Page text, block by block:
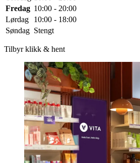
Fredag 10:00 - 20:00
Lørdag
10:00 - 18:00
Søndag Stengt
Tilbyr klikk & hent